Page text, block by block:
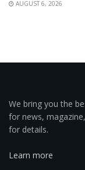
AUGUST 6, 2026
We bring you the
for news,
for details.
Learn more